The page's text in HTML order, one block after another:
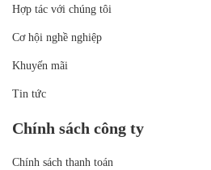
Hợp tác với chúng tôi
Cơ hội nghề nghiệp
Khuyến mãi
Tin tức
Chính sách công ty
Chính sách thanh toán